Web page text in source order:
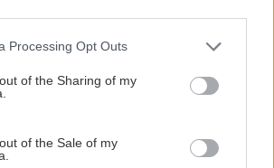
website/app uses one or more Google
or usage behaviour. You may click to
to Google and its third-party tags to
specified purposes in below Google
Processing Opt Outs
of the Sharing of my
of the Sale of my
από την πτήση μιας